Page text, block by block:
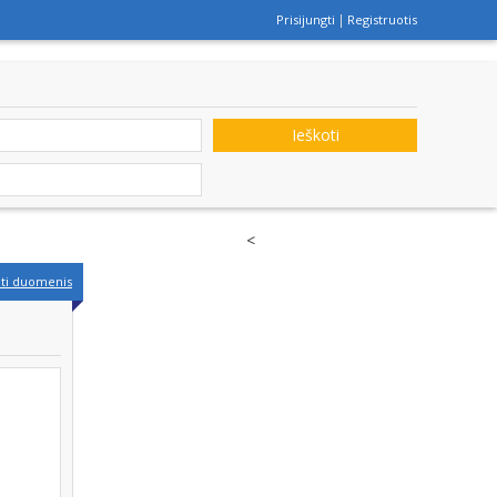
Prisijungti Registruotis
Ieškoti
duomenis
<